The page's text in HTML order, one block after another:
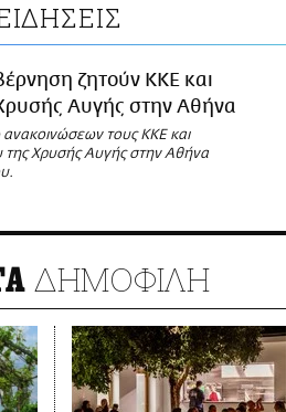
ζητούν ΚΚΕ και
Αυγής στην Αθήνα
τους ΚΚΕ και
της Χρυσής Αυγής στην Αθήνα
ΔΗΜΟΦΙΛΗ